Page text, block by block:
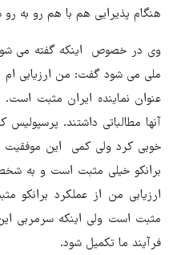
هنگام پذیرایی هم با هم رو به
وی در خصوص اینکه گفته می
ملی می شود گفت: من ارزیابی
آنها مطالباتی داشتند.
خوبی کرد ولی کمی این
برانکو خیلی مثبت است و به
ارزیابی من از عملکرد برانکو
فرآیند ما تکمیل شود.